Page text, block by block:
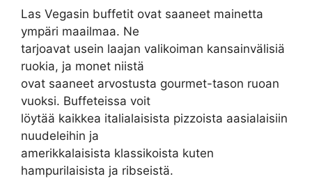
Las Vegasin buffetit ovat saaneet mainetta
ympäri maailmaa. Ne
tarjoavat usein laajan valikoiman kansainvälisiä
ruokia, ja monet niistä
ovat saaneet arvostusta gourmet-tason ruoan
vuoksi. Buffeteissa voit
löytää kaikkea italialaisista pizzoista aasialaisiin
nuudeleihin ja
amerikkalaisista klassikoista kuten
hampurilaisista ja ribseistä.